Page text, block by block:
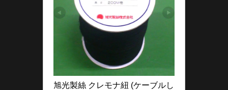
旭光製絲 クレモナ紐 (ケーブルし